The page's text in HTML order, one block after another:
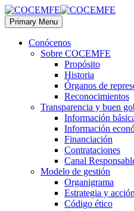
Primary Menu
Conócenos
Sobre COCEMFE
Propósito
Historia
Órganos de
Reconocimientos
Transparencia y buen
Información
Información
Financiación
Contrataciones
Canal
Modelo de gestión
Organigrama
Estrategia y acción
Código ético